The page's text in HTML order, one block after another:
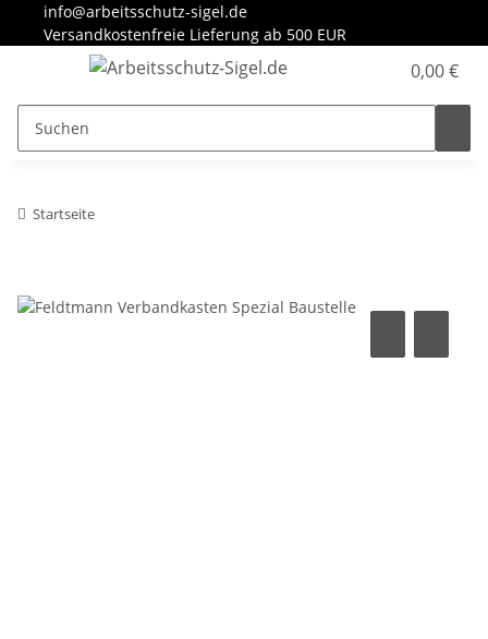
info@arbeitsschutz-sigel.de
Versandkostenfreie Lieferung ab 500 EUR
0,00 €
Startseite